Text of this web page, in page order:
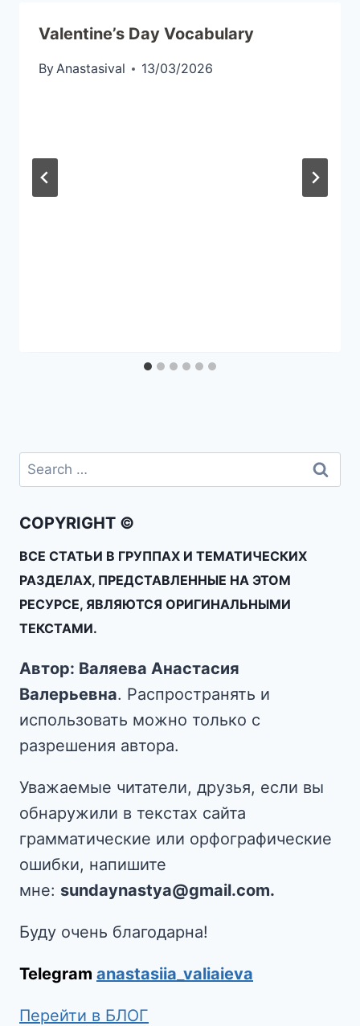
Valentine’s Day Vocabulary
ByAnastasival 13/03/2026
COPYRIGHT ©
ВСЕ СТАТЬИ В ГРУППАХ И ТЕМАТИЧЕСКИХ
РАЗДЕЛАХ, ПРЕДСТАВЛЕННЫЕ НА ЭТОМ
РЕСУРСЕ, ЯВЛЯЮТСЯ ОРИГИНАЛЬНЫМИ
ТЕКСТАМИ.
Автор: Валяева Анастасия
Валерьевна. Распространять и
использовать можно только с
разрешения автора.
Уважаемые читатели, друзья, если вы
обнаружили в текстах сайта
грамматические или орфографические
ошибки, напишите
мне: sundaynastya@gmail.com.
Буду очень благодарна!
Telegram anastasiia_valiaieva
Перейти в БЛОГ